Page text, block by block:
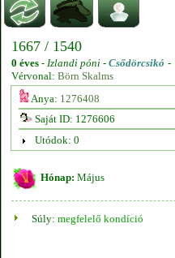
1667 / 1540
0 éves - Izlandi póni - Csődörcsikó -
Vérvonal: Börn Skalms
Anya: 1276408
Saját ID: 1276606
Utódok: 0
Hónap: Május
Súly: megfelelő kondíció